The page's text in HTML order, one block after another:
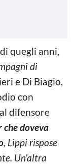
quegli anni,
di
e Di Biagio,
con
difensore
che doveva
, Lippi rispose
Un’altra